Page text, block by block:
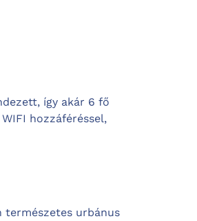
így akár 6 fő
hozzáféréssel,
természetes urbánus